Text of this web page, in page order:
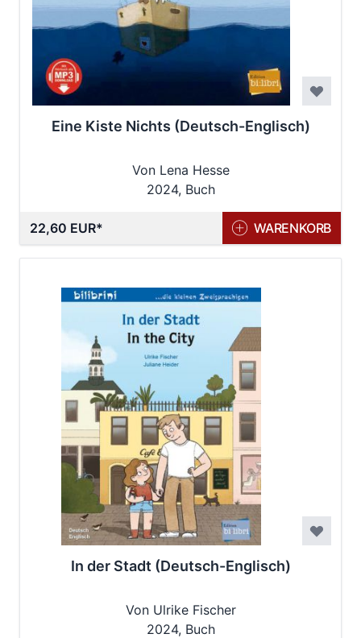
Eine Kiste Nichts (Deutsch-Englisch)
Von Lena Hesse
2024, Buch
22,60 EUR WARENKORB
In der Stadt (Deutsch-Englisch)
Von Ulrike Fischer
2024, Buch